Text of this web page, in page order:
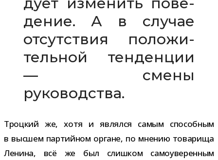
де­ние. А в слу­чае
отсут­ствия поло­жи­
тель­ной тен­ден­ции
— смены
руководства.
Троцкий же, хотя и являлся самым спо­соб­ным
в выс­шем пар­тий­ном органе, по мне­нию това­рища
Ленина, всё же был слиш­ком само­уве­рен­ным